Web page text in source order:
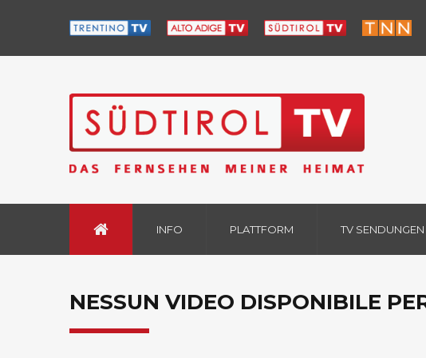
INFO PLATTFORM TV SENDUNGEN
NESSUN VIDEO DISPONIBILE